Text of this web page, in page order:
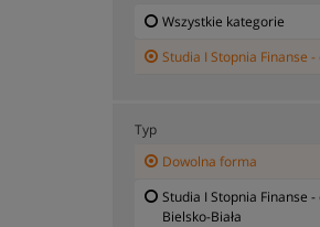
Wszystkie kategorie
Studia I Stopnia Finanse
Typ
Dowolna forma
Studia I Stopnia Finanse
Bielsko-Biała